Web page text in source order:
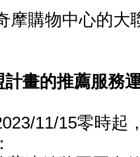
摩購物中心的大
計畫的推薦服務
11/15零時起